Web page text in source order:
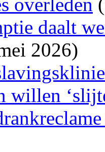
daalt
2026)
willen